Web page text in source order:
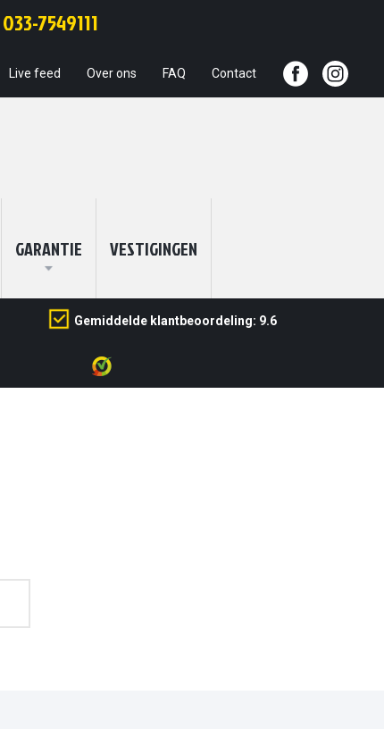
033-7549111
Live feed Over ons FAQ Contact
GARANTIE VESTIGINGEN
Gemiddelde klantbeoordeling: 9.6